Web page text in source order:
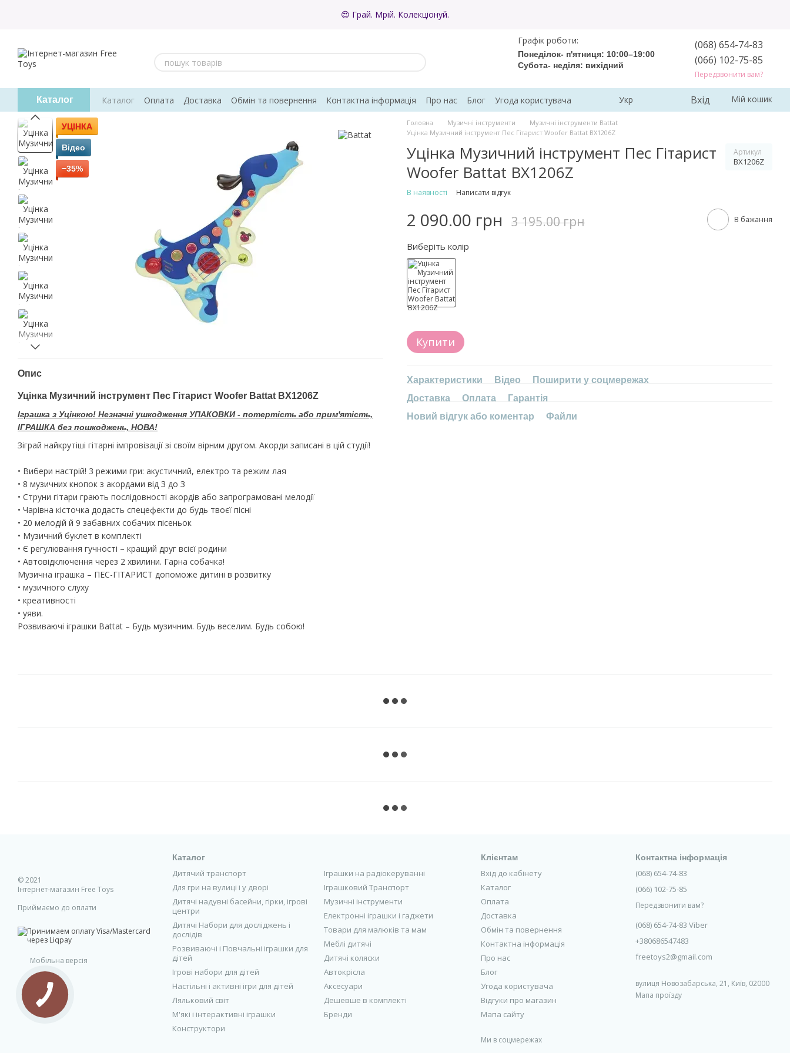
😍 Грай. Мрій. Колекціонуй.
Графік роботи:
Понеділок- п'ятниця: 10:00–19:00
Субота- неділя: вихідний
(068) 654-74-83
(066) 102-75-85
Передзвонити вам?
Каталог Каталог Оплата Доставка Обмін та повернення Контактна інформація Про нас Блог
Угода користувача
Відгуки про магазин
Укр Вхід Мій кошик
УЦІНКА
Відео
−35%
Опис
Уцінка Музичний інструмент Пес Гітарист Woofer Battat BX1206Z
Іграшка з Уцінкою! Незначні ушкодження УПАКОВКИ - потертість або прим'ятість,
ІГРАШКА без пошкоджень, НОВА!
Зіграй найкрутіші гітарні імпровізації зі своїм вірним другом. Акорди записані в цій студії!
• Вибери настрій! 3 режими гри: акустичний, електро та режим лая
• 8 музичних кнопок з акордами від З до З
• Струни гітари грають послідовності акордів або запрограмовані мелодії
• Чарівна кісточка додасть спецефекти до будь твоєї пісні
• 20 мелодій й 9 забавних собачих пісеньок
• Музичний буклет в комплекті
• Є регулювання гучності – кращий друг всієї родини
• Автовідключення через 2 хвилини. Гарна собачка!
Музична іграшка – ПЕС-ГІТАРИСТ допоможе дитині в розвитку
• музичного слуху
• креативності
• уяви.
Розвиваючі іграшки Battat – Будь музичним. Будь веселим. Будь собою!
Головна Музичні інструменти
Музичні інструменти Battat
Уцінка Музичний інструмент Пес Гітарист Woofer Battat BX1206Z
Уцінка Музичний інструмент Пес Гітарист
Woofer Battat BX1206Z
Артикул
BX1206Z
В наявності Написати відгук
2 090.00 грн 3 195.00 грн В бажання
Виберіть колір
Купити
Характеристики Відео
Поширити у соцмережах
Доставка
Оплата
Гарантія
Новий відгук або коментар
Файли
© 2021
Інтернет-магазин Free Toys
Приймаємо до оплати
Мобільна версія
Каталог
Дитячий транспорт
Для гри на вулиці і у дворі
Дитячі надувні басейни, гірки, ігрові
центри
Дитячі Набори для досліджень і
дослідів
Розвиваючі і Повчальні іграшки для
дітей
Ігрові набори для дітей
Настільні і активні ігри для дітей
Ляльковий світ
М'які і інтерактивні іграшки
Конструктори
Іграшки на радіокеруванні
Іграшковий Транспорт
Музичні інструменти
Електронні іграшки і гаджети
Товари для малюків та мам
Меблі дитячі
Дитячі коляски
Автокрісла
Аксесуари
Дешевше в комплекті
Бренди
Клієнтам
Вхід до кабінету
Каталог
Оплата
Доставка
Обмін та повернення
Контактна інформація
Про нас
Блог
Угода користувача
Відгуки про магазин
Мапа сайту
Ми в соцмережах
Контактна інформація
(068) 654-74-83
(066) 102-75-85
Передзвонити вам?
(068) 654-74-83 Viber
+380686547483
freetoys2@gmail.com
вулиця Новозабарська, 21, Київ, 02000
Мапа проїзду